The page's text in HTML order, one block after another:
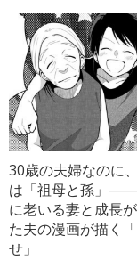
30歳の夫婦なのに
は「祖母と孫」
に老いる妻と成長
た夫の漫画が描く
せ」